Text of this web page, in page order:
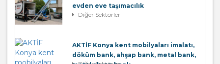
evden eve taşımacılık
Diğer Sektörler
AKTİF Konya kent mobilyaları imalatı,
döküm bank, ahşap bank, metal bank,